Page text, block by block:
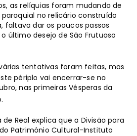
as relíquias foram mudando de
no relicário construído
faltava dar os poucos passos
último desejo de São Frutuoso
tentativas foram feitas, mas
périplo vai encerrar-se no
nas primeiras Vésperas da
Real explica que a Divisão para
Património Cultural-Instituto